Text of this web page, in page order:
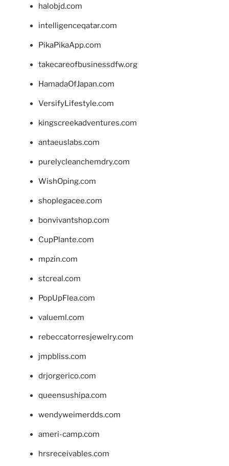
halobjd.com
intelligenceqatar.com
PikaPikaApp.com
takecareofbusinessdfw.org
HamadaOfJapan.com
VersifyLifestyle.com
kingscreekadventures.com
antaeuslabs.com
purelycleanchemdry.com
WishOping.com
shoplegacee.com
bonvivantshop.com
CupPlante.com
mpzin.com
stcreal.com
PopUpFlea.com
valueml.com
rebeccatorresjewelry.com
jmpbliss.com
drjorgerico.com
queensushipa.com
wendyweimerdds.com
ameri-camp.com
hrsreceivables.com